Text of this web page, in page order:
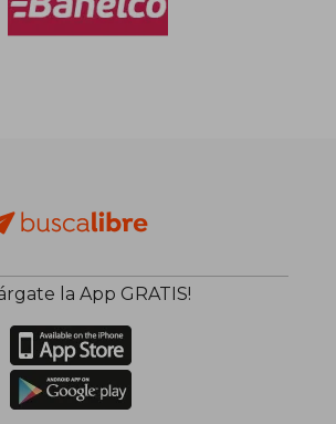
la App GRATIS!